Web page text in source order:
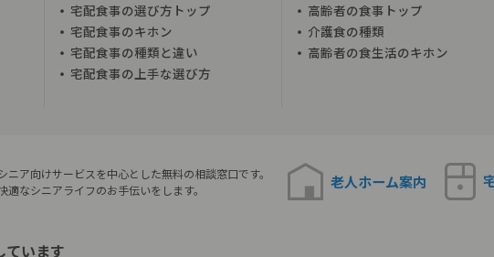
宅配食事の選び方トップ
宅配食事のキホン
宅配食事の種類と違い
宅配食事の上手な選び方
高齢者の食事トップ
介護食の種類
高齢者の食生活のキホン
ニア向けサービスを中心とした無料の相談窓口です。
適なシニアライフのお手伝いをします。
老人ホーム案内
ています